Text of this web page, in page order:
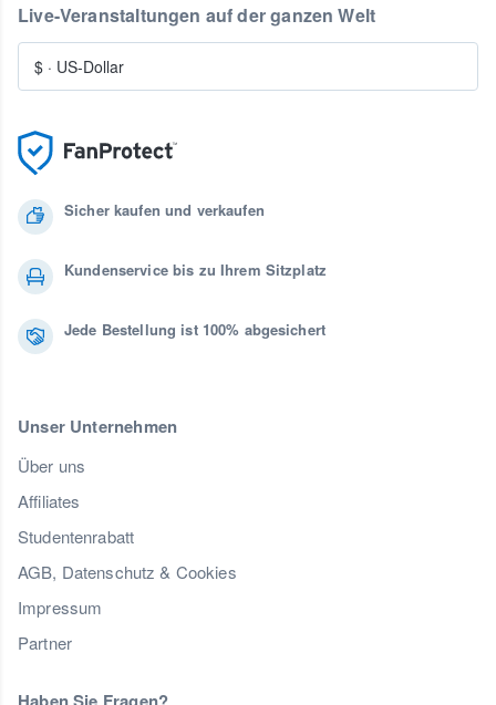
Sicher kaufen und verkaufen
Kundenservice bis zu Ihrem Sitzplatz
Jede Bestellung ist 100% abgesichert
Unser Unternehmen
Über uns
Affiliates
Studentenrabatt
AGB, Datenschutz & Cookies
Impressum
Partner
Live-Veranstaltungen auf der ganzen Welt
$ · US-Dollar